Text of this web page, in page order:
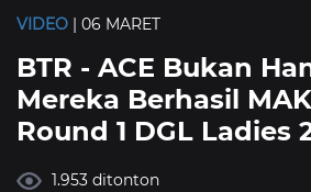
VIDEO | 06 MARET
BTR - ACE Bukan
Mereka Berhasil
Round 1 DGL Ladies
1.953 ditonton